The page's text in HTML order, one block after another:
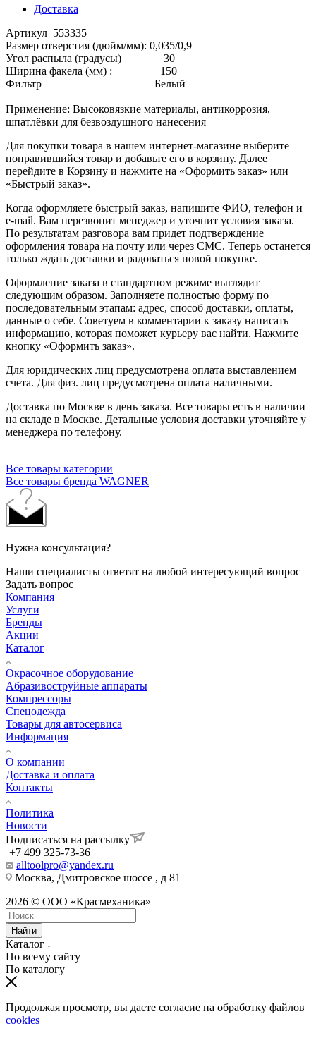
Доставка
Артикул 553335
Размер отверстия (дюйм/мм): 0,035/0,9
Угол распыла (градусы) 30
Ширина факела (мм) : 150
Фильтр Белый
Применение: Высоковязкие материалы, антикоррозия,
шпатлёвки для безвоздушного нанесения
Для покупки товара в нашем интернет-магазине выберите
понравившийся товар и добавьте его в корзину. Далее
перейдите в Корзину и нажмите на «Оформить заказ» или
«Быстрый заказ».
Когда оформляете быстрый заказ, напишите ФИО, телефон и
e-mail. Вам перезвонит менеджер и уточнит условия заказа.
По результатам разговора вам придет подтверждение
оформления товара на почту или через СМС. Теперь останется
только ждать доставки и радоваться новой покупке.
Оформление заказа в стандартном режиме выглядит
следующим образом. Заполняете полностью форму по
последовательным этапам: адрес, способ доставки, оплаты,
данные о себе. Советуем в комментарии к заказу написать
информацию, которая поможет курьеру вас найти. Нажмите
кнопку «Оформить заказ».
Для юридических лиц предусмотрена оплата выставлением
счета. Для физ. лиц предусмотрена оплата наличными.
Доставка по Москве в день заказа. Все товары есть в наличии
на складе в Москве. Детальные условия доставки уточняйте у
менеджера по телефону.
Все товары категории
Все товары бренда WAGNER
Нужна консультация?
Наши специалисты ответят на любой интересующий вопрос
Задать вопрос
Компания
Услуги
Бренды
Акции
Каталог
Окрасочное оборудование
Aбразивоструйные аппараты
Компрессоры
Спецодежда
Товары для автосервиса
Информация
О компании
Доставка и оплата
Контакты
Политика
Новости
Подписаться на рассылку
+7 499 325-73-36
alltoolpro@yandex.ru
Москва, Дмитровское шоссе , д 81
2026 © ООО «Красмеханика»
Найти
Каталог
По всему сайту
По каталогу
Продолжая просмотр, вы даете согласие на обработку файлов
cookies